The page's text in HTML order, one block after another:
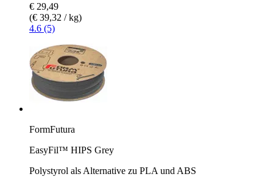
€ 29,49
(€ 39,32 / kg)
4.6 (5)
FormFutura
EasyFil™ HIPS Grey
Polystyrol als Alternative zu PLA und ABS